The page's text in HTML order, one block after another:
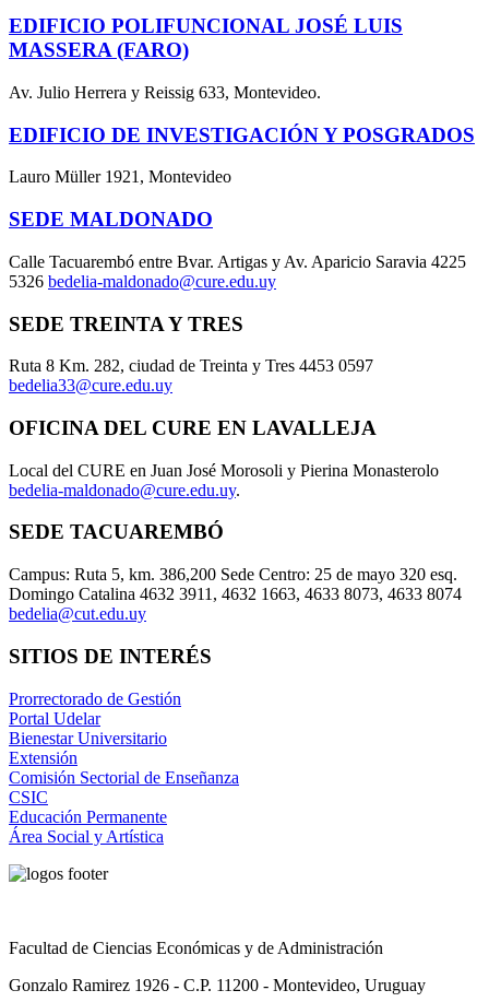
EDIFICIO POLIFUNCIONAL JOSÉ LUIS
MASSERA (FARO)
Av. Julio Herrera y Reissig 633, Montevideo.
EDIFICIO DE INVESTIGACIÓN Y POSGRADOS
Lauro Müller 1921, Montevideo
SEDE MALDONADO
Calle Tacuarembó entre Bvar. Artigas y Av. Aparicio Saravia 4225
5326 bedelia-maldonado@cure.edu.uy
SEDE TREINTA Y TRES
Ruta 8 Km. 282, ciudad de Treinta y Tres 4453 0597
bedelia33@cure.edu.uy
OFICINA DEL CURE EN LAVALLEJA
Local del CURE en Juan José Morosoli y Pierina Monasterolo
bedelia-maldonado@cure.edu.uy.
SEDE TACUAREMBÓ
Campus: Ruta 5, km. 386,200 Sede Centro: 25 de mayo 320 esq.
Domingo Catalina 4632 3911, 4632 1663, 4633 8073, 4633 8074
bedelia@cut.edu.uy
SITIOS DE INTERÉS
Prorrectorado de Gestión
Portal Udelar
Bienestar Universitario
Extensión
Comisión Sectorial de Enseñanza
CSIC
Educación Permanente
Área Social y Artística
Facultad de Ciencias Económicas y de Administración
Gonzalo Ramirez 1926 - C.P. 11200 - Montevideo, Uruguay